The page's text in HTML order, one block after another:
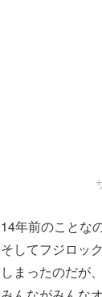
14年前のことな
そしてフジロッ
しまったのだが